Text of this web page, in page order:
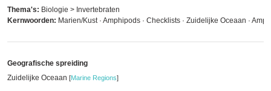
Thema's: Biologie > Invertebraten
Kernwoorden: Marien/Kust · Amphipods · Checklists · Zuidelijke Oceaan ·
Geografische spreiding
Zuidelijke Oceaan [Marine Regions]